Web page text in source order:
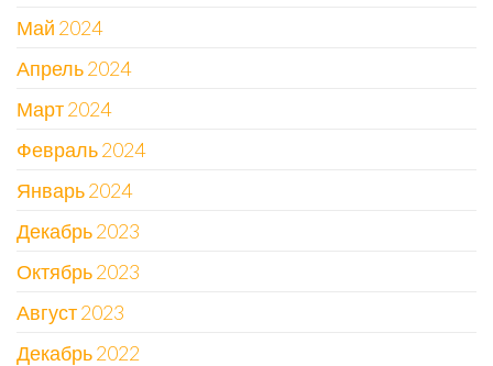
Май 2024
Апрель 2024
Март 2024
Февраль 2024
Январь 2024
Декабрь 2023
Октябрь 2023
Август 2023
Декабрь 2022